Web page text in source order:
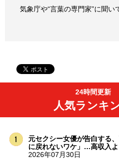
気象庁や“言葉の専門家”に聞い
24時間更新
人気ランキ
元セクシー女優が告白する
に戻れないワケ」…高収入
2026年07月30日